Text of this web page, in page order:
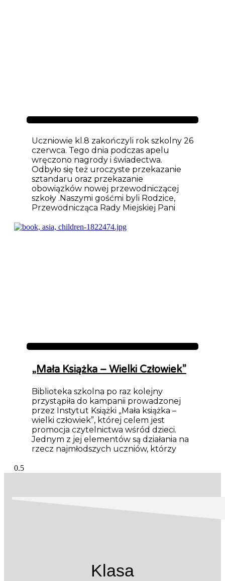
Aktualności
Uczniowie kl.8 zakończyli rok szkolny 26
czerwca. Tego dnia podczas apelu
wręczono nagrody i świadectwa.
Odbyło się też uroczyste przekazanie
sztandaru oraz przekazanie
obowiązków nowej przewodniczącej
szkoły .Naszymi gośćmi byli Rodzice,
Przewodnicząca Rady Miejskiej Pani
Aktualności
„Mała Książka – Wielki Człowiek”
Biblioteka szkolna po raz kolejny
przystąpiła do kampanii prowadzonej
przez Instytut Książki „Mała książka –
wielki człowiek”, której celem jest
promocja czytelnictwa wśród dzieci.
Jednym z jej elementów są działania na
rzecz najmłodszych uczniów, którzy
Klasa